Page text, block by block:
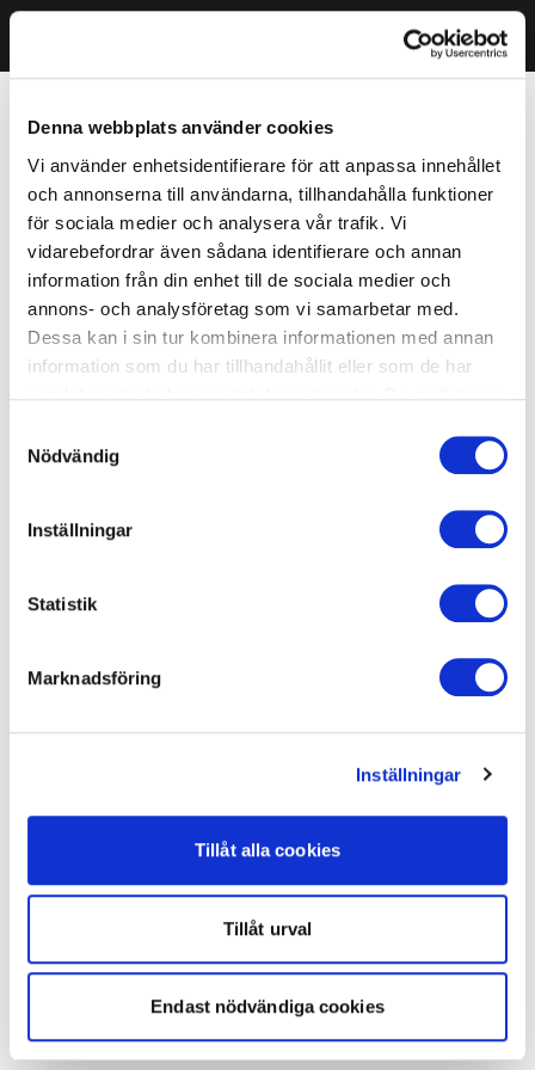
Denna webbplats använder cookies
Vi använder enhetsidentifierare för att anpassa innehållet
och annonserna till användarna, tillhandahålla funktioner
för sociala medier och analysera vår trafik. Vi
vidarebefordrar även sådana identifierare och annan
information från din enhet till de sociala medier och
annons- och analysföretag som vi samarbetar med.
Dessa kan i sin tur kombinera informationen med annan
information som du har tillhandahållit eller som de har
Nödvändig
Inställningar
Statistik
Marknadsföring
Inställningar
Tillåt alla cookies
Tillåt urval
Endast nödvändiga cookies